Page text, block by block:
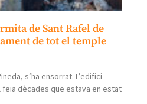
de Sant Rafel de
de tot el temple
s’ha ensorrat. L’edifici
dècades que estava en estat